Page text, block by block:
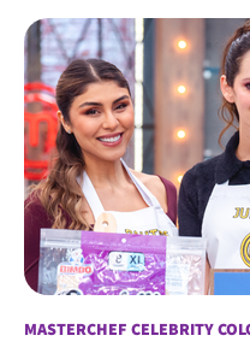
MASTERCHEF CELEBRITY